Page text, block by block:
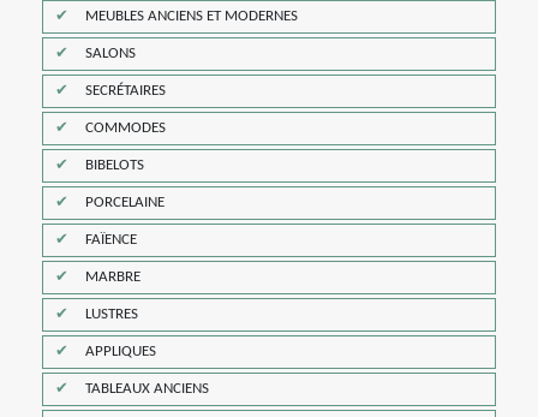
MEUBLES ANCIENS ET MODERNES
SALONS
SECRÉTAIRES
COMMODES
BIBELOTS
PORCELAINE
FAÏENCE
MARBRE
LUSTRES
APPLIQUES
TABLEAUX ANCIENS